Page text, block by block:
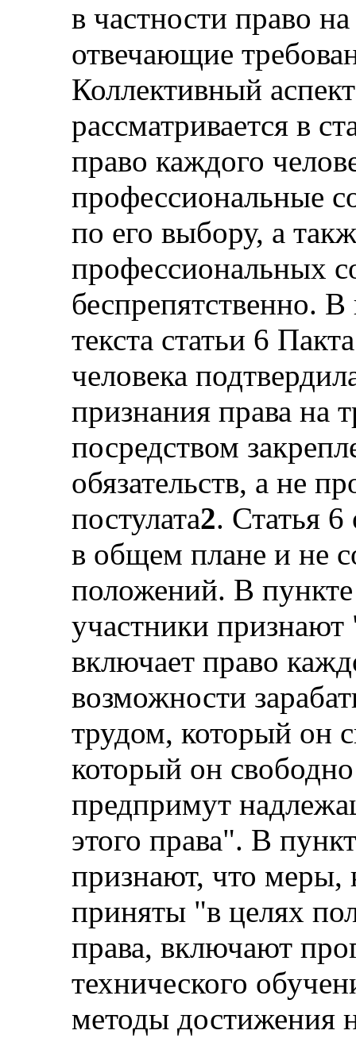
в частности право
отвечающие
Коллективный
рассматривается в
право каждого
профессиональные
по его выбору, а
профессиональных
беспрепятственно.
текста статьи 6
человека
признания права на
посредством
обязательств, а не
постулата2. Статья 6
в общем плане и не
положений. В пункте
участники признают
включает право
возможности
трудом, который он
который он
предпримут
этого права". В
признают, что
приняты "в целях
права, включают
технического
методы достижения